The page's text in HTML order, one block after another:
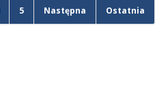
zdobyć gola na wagę trzech punktów.
5 Następna Ostatnia